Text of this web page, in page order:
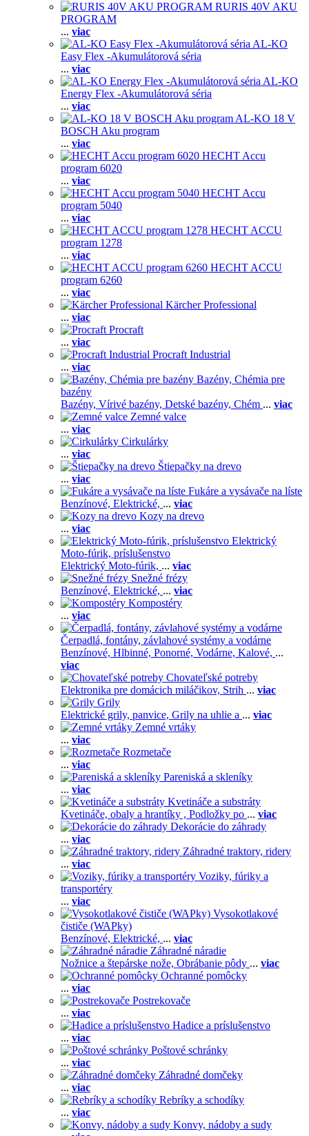
RURIS 40V AKU
PROGRAM
... viac
AL-KO
Easy Flex -Akumulátorová séria
... viac
AL-KO
Energy Flex -Akumulátorová séria
... viac
AL-KO 18 V
BOSCH Aku program
... viac
HECHT Accu
program 6020
... viac
HECHT Accu
program 5040
... viac
HECHT ACCU
program 1278
... viac
HECHT ACCU
program 6260
... viac
Kärcher Professional
... viac
Procraft
... viac
Procraft Industrial
... viac
Bazény, Chémia pre
bazény
Bazény, Vírivé bazény, Detské bazény, Chém ... viac
Zemné valce
... viac
Cirkulárky
... viac
Štiepačky na drevo
... viac
Fukáre a vysávače na líste
Benzínové, Elektrické, ... viac
Kozy na drevo
... viac
Elektrický
Moto-fúrik, príslušenstvo
Elektrický Moto-fúrik, ... viac
Snežné frézy
Benzínové, Elektrické, ... viac
Kompostéry
... viac
Čerpadlá, fontány, závlahové systémy a vodárne
Benzínové, Hlbinné, Ponorné, Vodárne, Kalové, ...
viac
Chovateľské potreby
Elektronika pre domácich miláčikov, Strih ... viac
Grily
Elektrické grily, panvice, Grily na uhlie a ... viac
Zemné vrtáky
... viac
Rozmetače
... viac
Pareniská a skleníky
... viac
Kvetináče a substráty
Kvetináče, obaly a hrantíky , Podložky po ... viac
Dekorácie do záhrady
... viac
Záhradné traktory, ridery
... viac
Voziky, fúriky a
transportéry
... viac
Vysokotlakové
čističe (WAPky)
Benzínové, Elektrické, ... viac
Záhradné náradie
Nožnice a štepárske nože, Obrábanie pôdy ... viac
Ochranné pomôcky
... viac
Postrekovače
... viac
Hadice a príslušenstvo
... viac
Poštové schránky
... viac
Záhradné domčeky
... viac
Rebríky a schodíky
... viac
Konvy, nádoby a sudy